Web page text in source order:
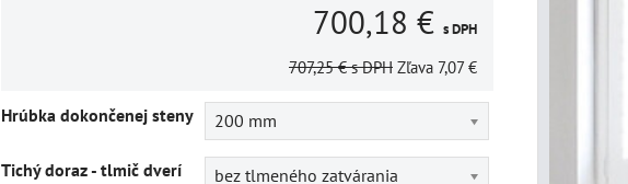
700,18 € s DPH
707,25 € s DPH Zľava 7,07 €
Hrúbka dokončenej steny 200 mm
Tichý doraz - tlmič dverí bez tlmeného zatvárania